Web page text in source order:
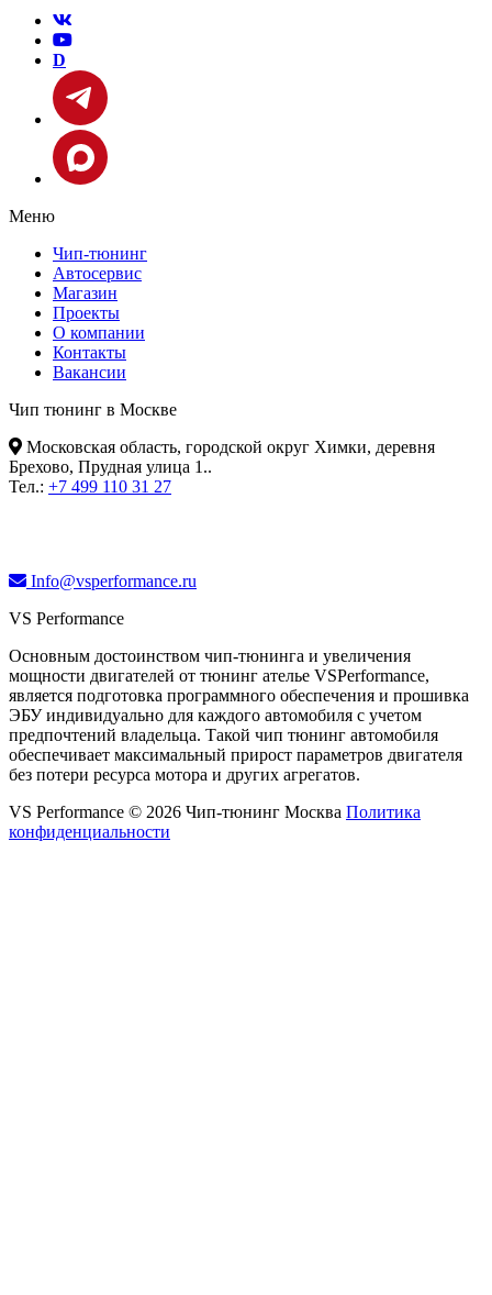
D
Меню
Чип-тюнинг
Автосервис
Магазин
Проекты
О компании
Контакты
Вакансии
Чип тюнинг в Москве
Московская область, городской округ Химки, деревня
Брехово, Прудная улица 1..
Тел.: +7 499 110 31 27
Info@vsperformance.ru
VS Performance
Основным достоинством чип-тюнинга и увеличения
мощности двигателей от тюнинг ателье VSPerformance,
является подготовка программного обеспечения и прошивка
ЭБУ индивидуально для каждого автомобиля с учетом
предпочтений владельца. Такой чип тюнинг автомобиля
обеспечивает максимальный прирост параметров двигателя
без потери ресурса мотора и других агрегатов.
VS Performance © 2026 Чип-тюнинг Москва Политика
конфиденциальности